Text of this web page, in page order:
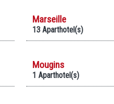
Marseille
13 Aparthotel(s)
Mougins
1 Aparthotel(s)